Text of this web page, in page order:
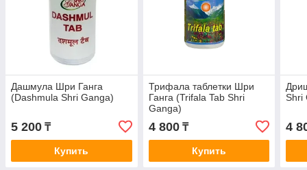
Дашмула Шри Ганга
(Dashmula Shri Ganga)
5 200 ₸
Купить
Трифала таблетки Шри
Ганга (Trifala Tab Shri
Ganga)
4 800₸
Купить
Shri
4